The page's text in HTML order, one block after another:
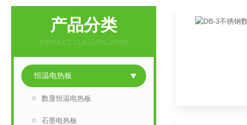
产品分类
PRODUCT CLASSIFICATION
恒温电热板
数显恒温电热板
石墨电热板